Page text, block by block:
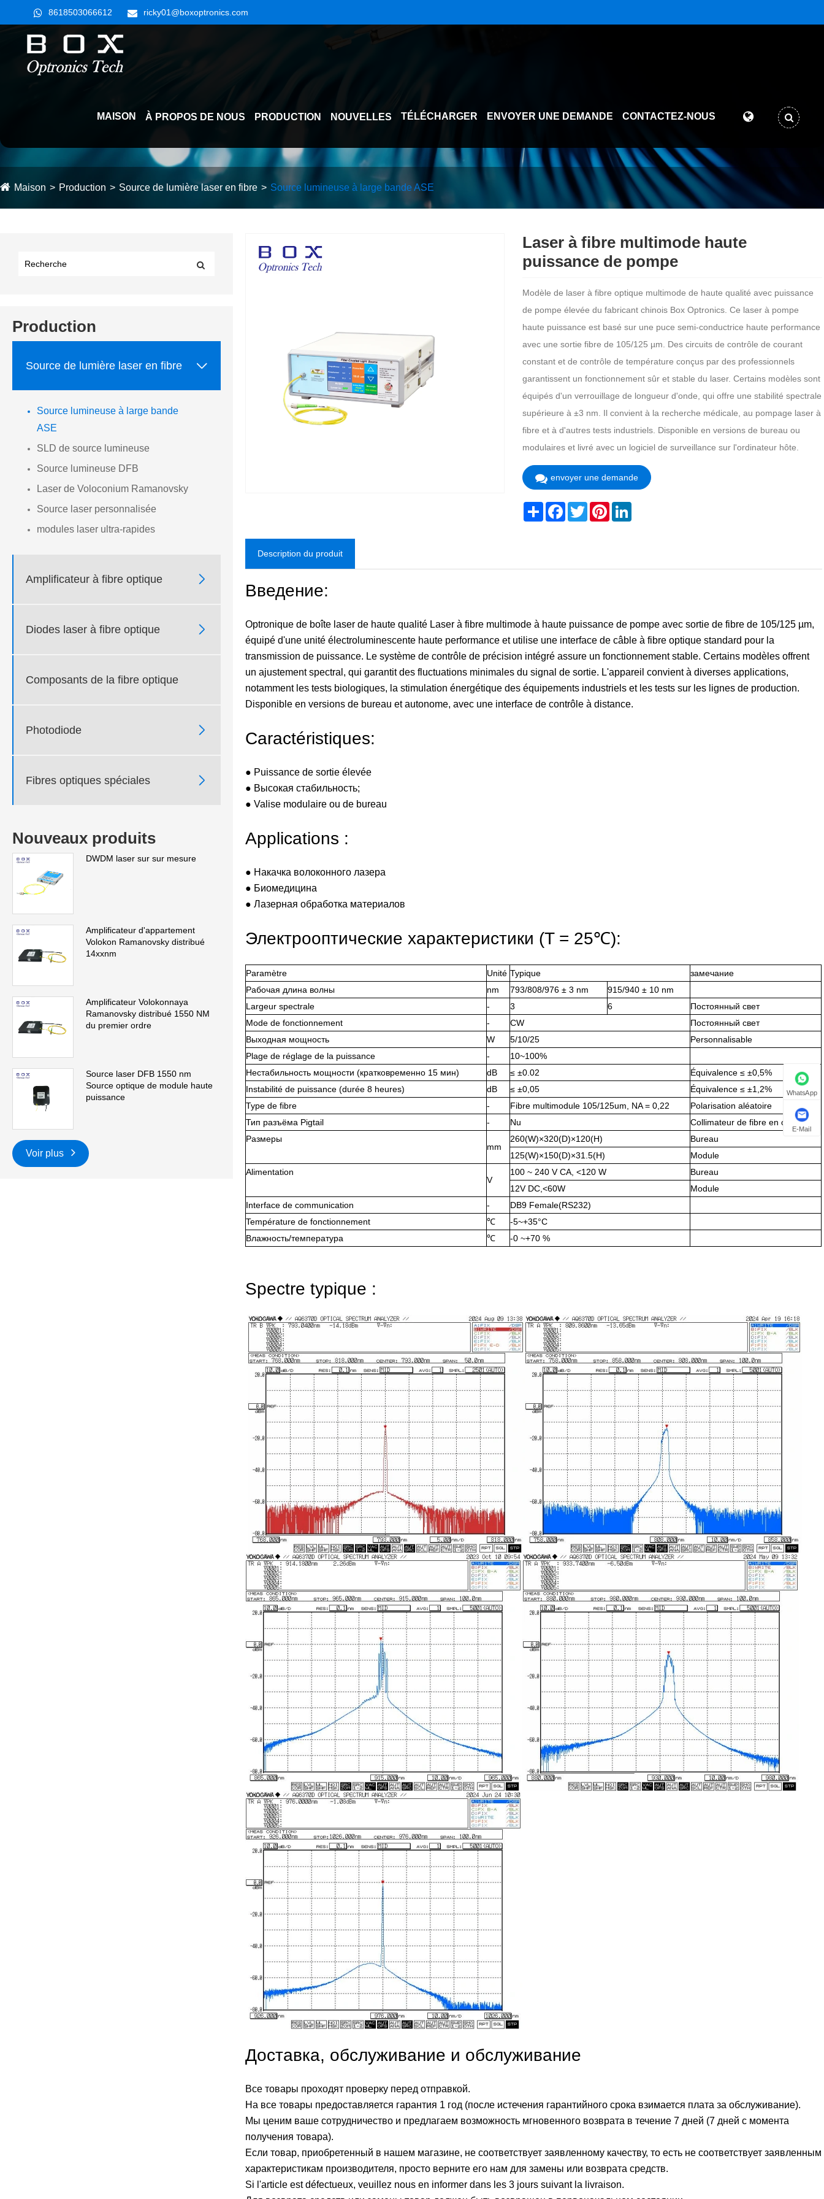
8618503066612 ricky01@boxoptronics.com
MAISON À PROPOS DE NOUS PRODUCTION NOUVELLES TÉLÉCHARGER ENVOYER UNE DEMANDE CONTACTEZ-NOUS
Maison Production Source de lumière laser en fibre Source lumineuse à large bande ASE
Production
Source de lumière laser en fibre 
Source lumineuse à large bande
ASE
SLD de source lumineuse
Source lumineuse DFB
Laser de Voloconium Ramanovsky
Source laser personnalisée
modules laser ultra-rapides
Amplificateur à fibre optique 
Diodes laser à fibre optique 
Composants de la fibre optique
Photodiode 
Fibres optiques spéciales 
Nouveaux produits
DWDM laser sur sur mesure
Amplificateur d'appartement
Volokon Ramanovsky distribué
14xxnm
Amplificateur Volokonnaya
Ramanovsky distribué 1550 NM
du premier ordre
Source laser DFB 1550 nm
Source optique de module haute
puissance
Voir plus
Laser à fibre multimode haute
puissance de pompe
Modèle de laser à fibre optique multimode de haute qualité avec puissance
de pompe élevée du fabricant chinois Box Optronics. Ce laser à pompe
haute puissance est basé sur une puce semi-conductrice haute performance
avec une sortie fibre de 105/125 µm. Des circuits de contrôle de courant
constant et de contrôle de température conçus par des professionnels
garantissent un fonctionnement sûr et stable du laser. Certains modèles sont
équipés d'un verrouillage de longueur d'onde, qui offre une stabilité spectrale
supérieure à ±3 nm. Il convient à la recherche médicale, au pompage laser à
fibre et à d'autres tests industriels. Disponible en versions de bureau ou
modulaires et livré avec un logiciel de surveillance sur l'ordinateur hôte.
envoyer une demande
ShareFacebook
TwitterPinterestLinkedIn
Description du produit
Введение:
Optronique de boîte laser de haute qualité Laser à fibre multimode à haute puissance de pompe avec sortie de fibre de 105/125 µm,
équipé d'une unité électroluminescente haute performance et utilise une interface de câble à fibre optique standard pour la
transmission de puissance. Le système de contrôle de précision intégré assure un fonctionnement stable. Certains modèles offrent
un ajustement spectral, qui garantit des fluctuations minimales du signal de sortie. L'appareil convient à diverses applications,
notamment les tests biologiques, la stimulation énergétique des équipements industriels et les tests sur les lignes de production.
Disponible en versions de bureau et autonome, avec une interface de contrôle à distance.
Caractéristiques:
● Puissance de sortie élevée
● Высокая стабильность;
● Valise modulaire ou de bureau
Applications :
● Накачка волоконного лазера
● Биомедицина
● Лазерная обработка материалов
Электрооптические характеристики (T = 25℃):
Paramètre Unité Typique
замечание
Рабочая длина волны
nm 793/808/976 ± 3 nm
915/940 ± 10 nm
Largeur spectrale
- 3 6
Постоянный свет
Mode de fonctionnement
- CW
Постоянный свет
Выходная мощность
W 5/10/25
Personnalisable
Plage de réglage de la puissance
-
10~100%
Нестабильность мощности (кратковременно 15 мин)
dB ≤ ±0.02
Équivalence ≤ ±0,5%
Instabilité de puissance (durée 8 heures)
dB ≤ ±0,05
Équivalence ≤ ±1,2%
Type de fibre
- Fibre multimodule 105/125um, NA = 0,22
Polarisation aléatoire
Тип разъёма Pigtail
- Nu
Collimateur de fibre en option
Размеры
mm
260(W)×320(D)×120(H)
Bureau
125(W)×150(D)×31.5(H)
Module
Alimentation
V
100 ~ 240 V CA, <120 W
Bureau
12V DC,<60W
Module
Interface de communication
-
DB9 Female(RS232)
Température de fonctionnement
℃
-5~+35°C
Влажность/температура
℃ -0 ~+70 %
Spectre typique :
Доставка, обслуживание и обслуживание
Все товары проходят проверку перед отправкой.
На все товары предоставляется гарантия 1 год (после истечения гарантийного срока взимается плата за обслуживание).
Мы ценим ваше сотрудничество и предлагаем возможность мгновенного возврата в течение 7 дней (7 дней с момента
получения товара).
Если товар, приобретенный в нашем магазине, не соответствует заявленному качеству, то есть не соответствует заявленным
характеристикам производителя, просто верните его нам для замены или возврата средств.
Si l'article est défectueux, veuillez nous en informer dans les 3 jours suivant la livraison.
WhatsApp
E-Mail